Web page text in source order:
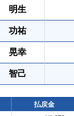
生
祐
幸
己
払戻金